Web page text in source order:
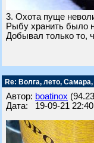
3. Охота пуще
Рыбу хранить было
Добывал только то,
Re: Волга, лето, Самара,
Автор: boatinox
Дата: 19-09-21 22:40